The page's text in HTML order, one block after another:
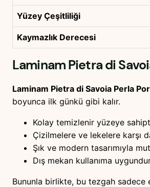
Yüzey Çeşitliliği
Kaymazlık Derecesi
Laminam Pietra di
Laminam Pietra di Savoia Perla
boyunca ilk günkü gibi kalır.
Kolay temizlenir yüzeye
Çizilmelere ve lekelere karşı
Şık ve modern tasarımıyla
Dış mekan kullanıma
Bununla birlikte, bu tezgah sadece